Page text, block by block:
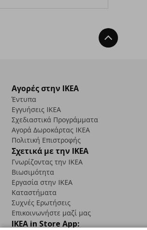
Back To Top
Αγορές στην IKEA
Έντυπα
Εγγυήσεις IKEA
Σχεδιαστικά Προγράμματα
Αγορά Δωρoκάρτας IKEA
Πολιτική Επιστροφής
Σχετικά με την IKEA
Γνωρίζοντας την IKEA
Βιωσιμότητα
Εργασία στην IKEA
Καταστήματα
Συχνές Ερωτήσεις
Επικοινωνήστε μαζί μας
IKEA in Store App: